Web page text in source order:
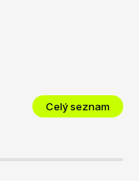
Celý seznam